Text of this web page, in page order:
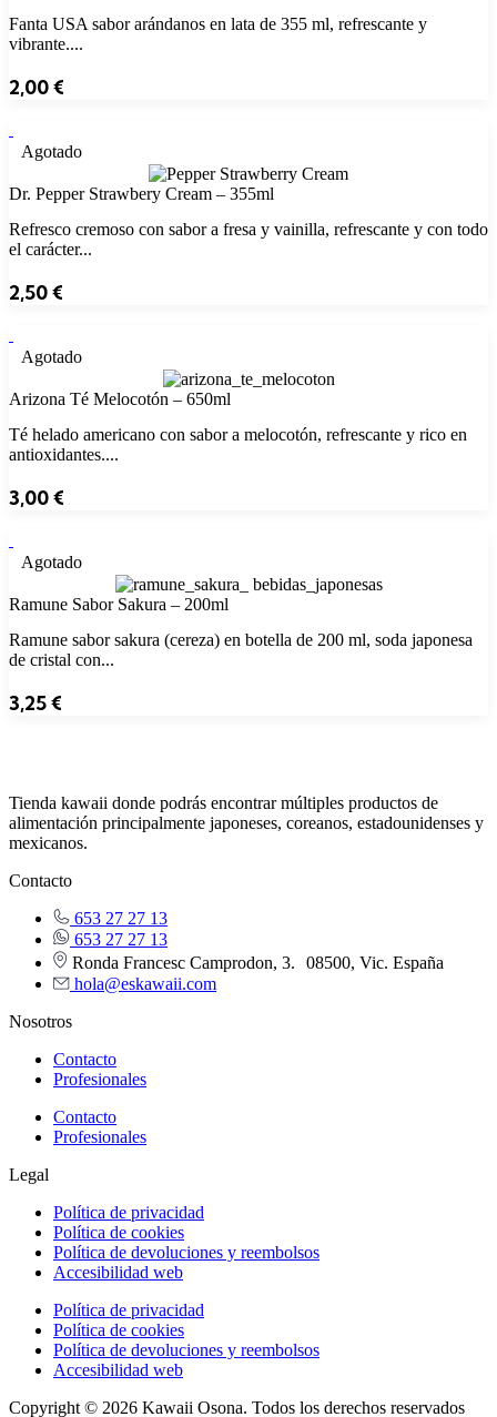
Fanta USA sabor arándanos en lata de 355 ml, refrescante y
vibrante....
2,00€
Agotado
Dr. Pepper Strawbery Cream – 355ml
Refresco cremoso con sabor a fresa y vainilla, refrescante y con todo
el carácter...
2,50€
Agotado
Arizona Té Melocotón – 650ml
Té helado americano con sabor a melocotón, refrescante y rico en
antioxidantes....
3,00€
Agotado
Ramune Sabor Sakura – 200ml
Ramune sabor sakura (cereza) en botella de 200 ml, soda japonesa
de cristal con...
3,25€
Tienda kawaii donde podrás encontrar múltiples productos de
alimentación principalmente japoneses, coreanos, estadounidenses y
mexicanos.
Contacto
653 27 27 13
653 27 27 13
Ronda Francesc Camprodon, 3. 08500, Vic. España
hola@eskawaii.com
Nosotros
Contacto
Profesionales
Contacto
Profesionales
Legal
Política de privacidad
Política de cookies
Política de devoluciones y reembolsos
Accesibilidad web
Política de privacidad
Política de cookies
Política de devoluciones y reembolsos
Accesibilidad web
Copyright © 2026 Kawaii Osona. Todos los derechos reservados